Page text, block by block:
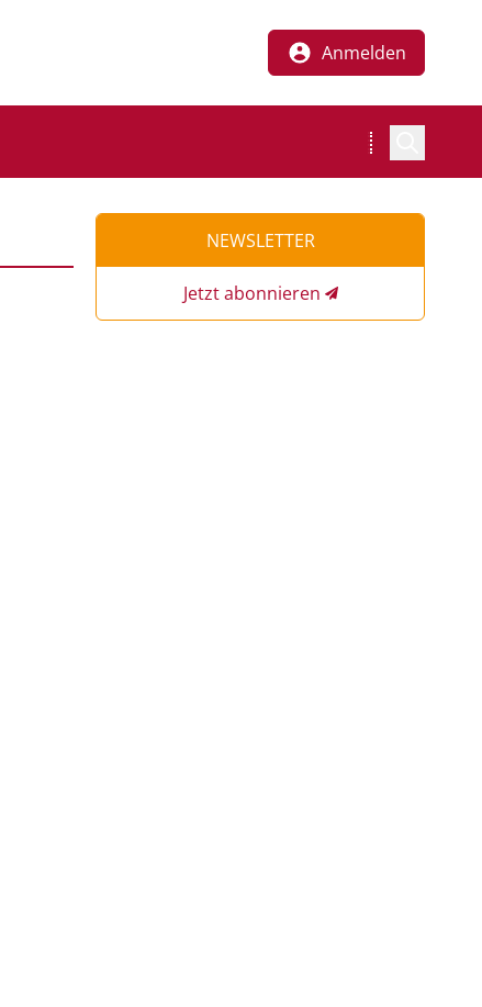
Anmelden
NEWSLETTER
Jetzt abonnieren